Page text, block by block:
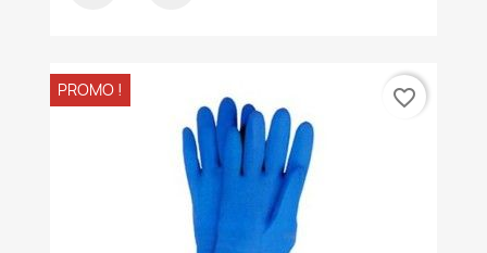
PROMO ! favorite_border